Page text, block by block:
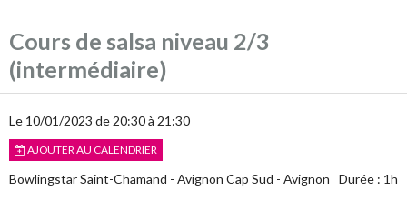
L'association
Les cours
Infos pratiques
Cours de salsa niveau 2/3
(intermédiaire)
Le 10/01/2023 de 20:30à 21:30
AJOUTER AU CALENDRIER
Bowlingstar Saint-Chamand - Avignon Cap Sud - Avignon Durée : 1h